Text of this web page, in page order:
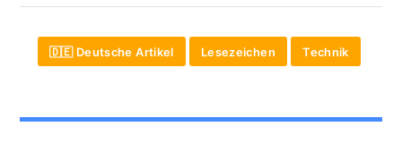
🇩🇪 Deutsche Artikel Lesezeichen Technik